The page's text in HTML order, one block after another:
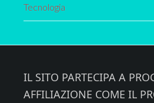
Tecnologia
IL SITO PARTECIPA A
AFFILIAZIONE COME IL